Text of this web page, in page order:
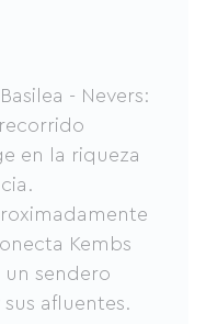
- Nevers:
en la riqueza
Kembs
sendero
afluentes.